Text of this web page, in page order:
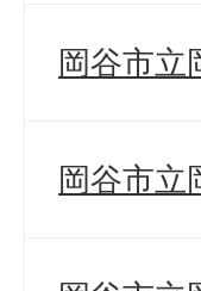
岡谷市立
岡谷市立